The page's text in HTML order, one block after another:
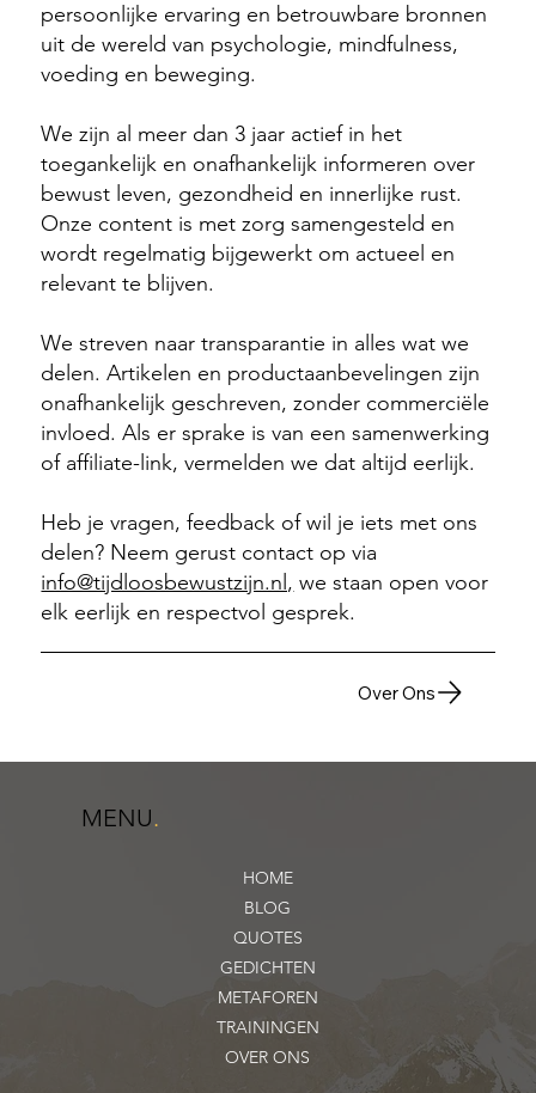
persoonlijke ervaring en betrouwbare bronnen
uit de wereld van psychologie, mindfulness,
voeding en beweging.
We zijn al meer dan 3 jaar actief in het
toegankelijk en onafhankelijk informeren over
bewust leven, gezondheid en innerlijke rust.
Onze content is met zorg samengesteld en
wordt regelmatig bijgewerkt om actueel en
relevant te blijven.
We streven naar transparantie in alles wat we
delen. Artikelen en productaanbevelingen zijn
onafhankelijk geschreven, zonder commerciële
invloed. Als er sprake is van een samenwerking
of affiliate-link, vermelden we dat altijd eerlijk.
Heb je vragen, feedback of wil je iets met ons
delen? Neem gerust contact op via
info@tijdloosbewustzijn.nl, we staan open voor
elk eerlijk en respectvol gesprek.
Over Ons
MENU.
HOME
BLOG
QUOTES
GEDICHTEN
METAFOREN
TRAININGEN
OVER ONS